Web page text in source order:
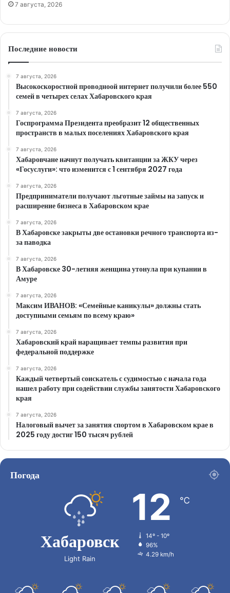
7 августа, 2026
Последние новости
7 августа, 2026
Высокоскоростной проводноой интернет получили более 550
семей в четырех селах Хабаровского края
7 августа, 2026
Госпрограмма Президента преобразит 12 общественных
пространств в малых поселениях Хабаровского края
7 августа, 2026
Хабаровчане начнут получать квитанции за ЖКУ через
«Госуслуги»: что изменится с 1 сентября 2027 года
7 августа, 2026
Предприниматели получают льготные займы на запуск и
расширение бизнеса в Хабаровском крае
7 августа, 2026
В Хабаровске закрыты две остановки речного транспорта из-
за паводка
7 августа, 2026
В Хабаровске 30-летняя женщина утонула при купании в
Амуре
7 августа, 2026
Максим ИВАНОВ: «Семейные каникулы» должны стать
доступными семьям по всему краю»
7 августа, 2026
Хабаровский край наращивает темпы развития при
федеральной поддержке
7 августа, 2026
Каждый четвертый соискатель с судимостью с начала года
нашел работу при содействии службы занятости Хабаровского
края
7 августа, 2026
Налоговый вычет за занятия спортом в Хабаровском крае в
2025 году достиг 150 тысяч рублей
Погода
Хабаровск
Light Rain
12 ℃
14º - 10º
96%
4.29 km/h